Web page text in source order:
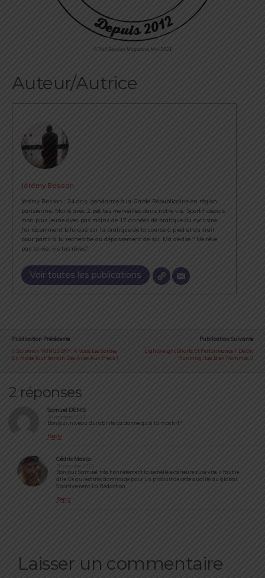
©Trail Session Magazine, Mai 2021
Auteur/Autrice
Jérémy Besson
Jérémy Besson : 34 ans, gendarme à la Garde Républicaine en région
parisienne. Marié avec 2 petites merveilles dans notre vie. Sportif depuis
mon plus jeune avec pas moins de 17 années de pratique du cyclisme.
J'ai récemment bifurqué sur la pratique de la course à pied et du trail
pour partir à la recherche du dépassement de soi. Ma devise " Ne rêve
pas ta vie, vis tes rêves".
Voir toutes les publications
Publication Précédente
Salomon WINGS SKY : À Vous Les Sorties
En Mode Tout Terrain Des Ailes Aux Pieds !
Publication Suivante
Lightweight Shorts Et Performance T De On
Running : Les Bien Nommés
2 réponses
Samuel DENIS
30 novembre 2021
Bonjour, niveau durabilité, ça donne quoi la mach 4?
Reply
Cédric Masip
30 novembre 2021
Bonjour Samuel, très honnêtement la semelle extérieure s’use vite, il faut le
dire. Ce qui est très dommage pour un produit de cette qualité au global.
Sportivement. La Rédaction
Reply
Laisser un commentaire